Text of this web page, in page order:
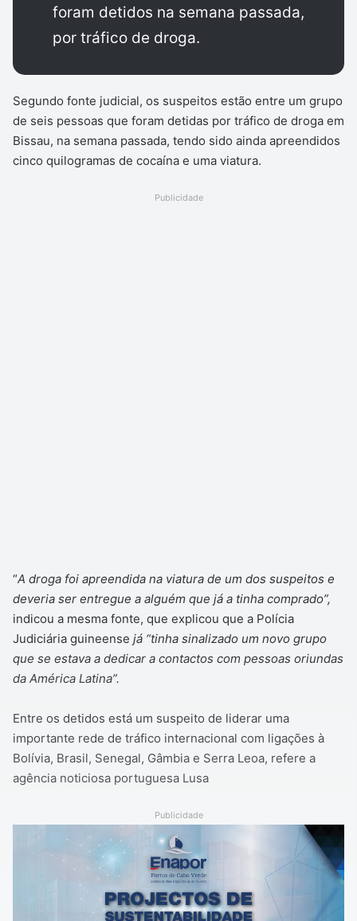
foram detidos na semana passada,
por tráfico de droga.
Segundo fonte judicial, os suspeitos estão entre um grupo
de seis pessoas que foram detidas por tráfico de droga em
Bissau, na semana passada, tendo sido ainda apreendidos
cinco quilogramas de cocaína e uma viatura.
Publicidade
“A droga foi apreendida na viatura de um dos suspeitos e
deveria ser entregue a alguém que já a tinha comprado”,
indicou a mesma fonte, que explicou que a Polícia
Judiciária guineense já “tinha sinalizado um novo grupo
que se estava a dedicar a contactos com pessoas oriundas
da América Latina”.
Entre os detidos está um suspeito de liderar uma
importante rede de tráfico internacional com ligações à
Bolívia, Brasil, Senegal, Gâmbia e Serra Leoa, refere a
agência noticiosa portuguesa Lusa
Publicidade